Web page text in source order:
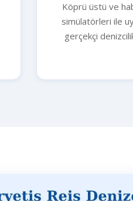
Köprü üstü ve
simülatörleri ile
gerçekçi